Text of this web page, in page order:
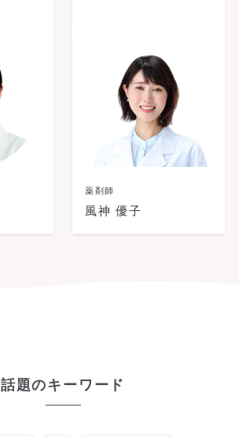
薬剤師
風神 優子
話題のキーワード